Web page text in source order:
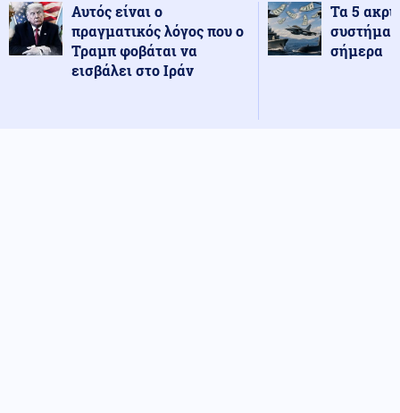
Αυτός είναι ο
πραγματικός λόγος που ο
Τραμπ φοβάται να
εισβάλει στο Ιράν
Τα 5
σήμερα